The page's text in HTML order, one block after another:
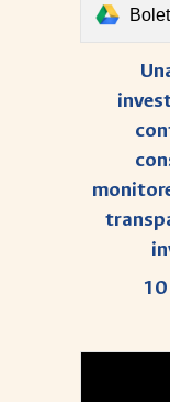
Boletin #23.